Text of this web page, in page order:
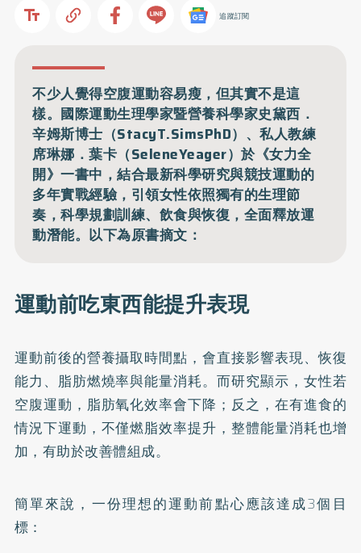
追蹤訂閱
不少人覺得空腹運動容易瘦，但其實不是這
樣。國際運動生理學家暨營養科學家史黛西．
辛姆斯博士（StacyT.SimsPhD）、私人教練
席琳娜．葉卡（SeleneYeager）於《女力全
開》一書中，結合最新科學研究與競技運動的
多年實戰經驗，引領女性依照獨有的生理節
奏，科學規劃訓練、飲食與恢復，全面釋放運
動潛能。以下為原書摘文：
運動前吃東西能提升表現
運動前後的營養攝取時間點，會直接影響表現、恢復
能力、脂肪燃燒率與能量消耗。而研究顯示，女性若
空腹運動，脂肪氧化效率會下降；反之，在有進食的
情況下運動，不僅燃脂效率提升，整體能量消耗也增
加，有助於改善體組成。
簡單來說，一份理想的運動前點心應該達成3個目
標：